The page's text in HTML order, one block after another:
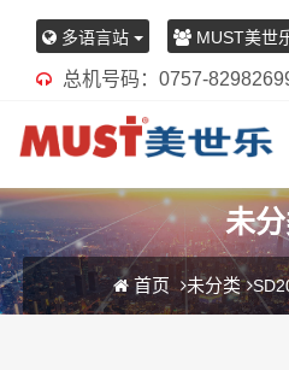
多语言站 MUST美世
总机号码：0757-
未
首页 未分类